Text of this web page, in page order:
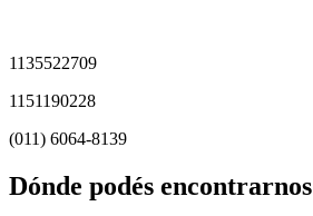
1135522709
1151190228
(011) 6064-8139
Dónde podés encontrarnos